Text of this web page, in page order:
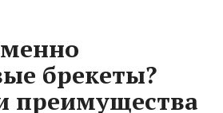
брекеты?
преимущества